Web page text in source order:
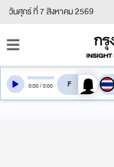
วันศุกร์ ที่ 7 สิงหาคม 2569
0:00/0:00 สลับเสียงอ่าน